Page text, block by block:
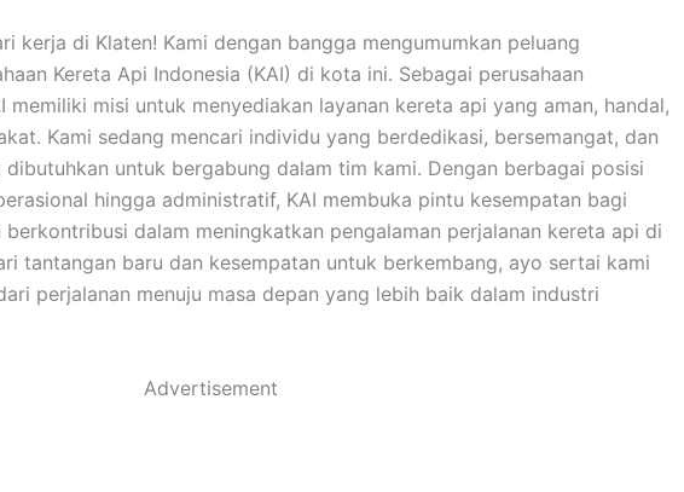
kerja di Klaten! Kami dengan bangga mengumumkan peluang
Kereta Api Indonesia (KAI) di kota ini. Sebagai perusahaan
misi untuk menyediakan layanan kereta api yang aman, handal,
Kami sedang mencari individu yang berdedikasi, bersemangat, dan
untuk bergabung dalam tim kami. Dengan berbagai posisi
hingga administratif, KAI membuka pintu kesempatan bagi
dalam meningkatkan pengalaman perjalanan kereta api di
tantangan baru dan kesempatan untuk berkembang, ayo sertai kami
perjalanan menuju masa depan yang lebih baik dalam industri
Advertisement